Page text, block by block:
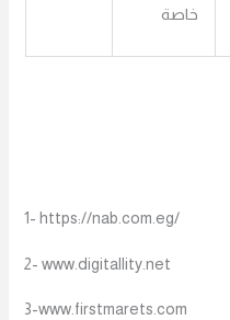
خاصة
1- https://nab.com.eg/
2- www.digitallity.net
3-www.firstmarets.com